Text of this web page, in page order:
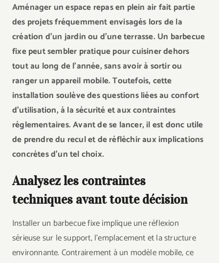
Aménager un espace repas en plein air fait partie
des projets fréquemment envisagés lors de la
création d’un jardin ou d’une terrasse. Un barbecue
fixe peut sembler pratique pour cuisiner dehors
tout au long de l’année, sans avoir à sortir ou
ranger un appareil mobile. Toutefois, cette
installation soulève des questions liées au confort
d’utilisation, à la sécurité et aux contraintes
réglementaires. Avant de se lancer, il est donc utile
de prendre du recul et de réfléchir aux implications
concrètes d’un tel choix.
Analysez les contraintes
techniques avant toute décision
Installer un barbecue fixe implique une réflexion
sérieuse sur le support, l’emplacement et la structure
environnante. Contrairement à un modèle mobile, ce